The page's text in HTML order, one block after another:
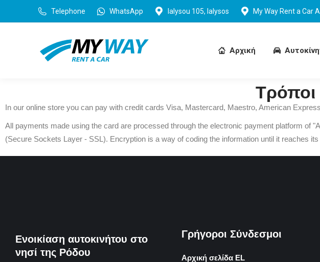
Telephone WhatsApp Ialysou 105, Ialysos My Way Rent a Car
Αρχική
In our online store you can pay with credit cards Visa, Mastercard, Maestro, American
All payments made using the card are processed through the electronic payment platform of
(Secure Sockets Layer - SSL). Encryption is a way of coding the information until it reaches
Ενοικίαση αυτοκινήτου στο
νησί της Ρόδου
Γρήγοροι Σύνδεσμοι
Αρχική σελίδα EL
Αρχική